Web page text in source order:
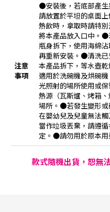
注意
事項
●安裝後，若底部產生
請放置於平坦的桌面
熱飲時，拿取時請特
將本產品放入口中。●
瓶身拆下，使用海綿
再重新安裝。●清洗已
本產品拆下，等水壺
適用於洗碗機及烘碗
光照射的場所使用或
熱源（瓦斯爐、烤箱
場所。●若發生變形
在嬰幼兒及兒童無法
當作垃圾丟棄，請遵
定。●請勿用於原本用
款式隨機出貨，恕無